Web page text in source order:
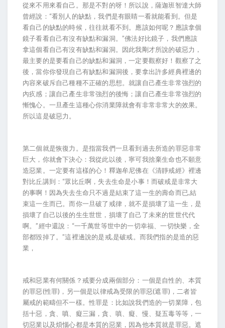
從來不用來看自己。那是不對的呀！所以說，薩迦班智達大師
曾經說：“看別人的缺點，我們是有眼睛一看就能看到。但是
看自己的缺點的時候，往往就看不到。應該如何呢？應該拿個
鏡子看看自己有沒有缺點和漏洞。”佛法好比鏡子，我們應該
拿這個看自己有沒有缺點和漏洞。因此我剛才所說的破惡力，
最主要的是要看自己的缺點和漏洞，一定要觀察好！觀察了之
後，當你你發現自己有缺點和漏洞後，要拿出許多經典裡邊的
內容來破斥自己種種不正確的思想。就讓自己產生非常強烈的
內疚感；讓自己產生非常強烈的後悔；讓自己產生非常強烈的
慚愧心。一旦產生這種心你消業障就會有非常非常大的效果。
所以這是破惡力。
第二個就是恢復力。是指當我們一旦看到過去所造的罪惡非常
巨大，你就會下決心：我從此以後，寧可我捨棄生命也不願意
造惡業。一定要有這樣的心！釋迦牟尼佛在《清靜戒經》裡邊
對比丘講到：“眾比丘啊，失去生命是小事！而破戒是非常大
的事啊！因為失去生命只不過是結束了這一生的壽命而已,結
束這一生而已。而你一旦破了戒律，就不是損壞了這一生，是
損壞了自己以後的生生世世，損壞了自己了未來的世世代代
啊。”經中還說：“一千萬世等世中的一切幸福、一切快樂，全
部都毀掉了。”這裡邊說的是戒,是破戒。而我們指的是造的惡
業，
戒和惡業有何關係？戒要分成兩個部分：一個是自性的、本質
的罪惡(性罪)，另一個是以律戒為受限的罪惡(遮罪)，二者皆
屬戒的範疇但不一樣。性罪是：比如說我們造的一切業障，包
括十惡，貪、嗔、癡三漏，貪、嗔、癡、慢、疑五毒等等，一
切惡業以及煩惱心都是本質的惡業，因為他本質就是罪惡。遮